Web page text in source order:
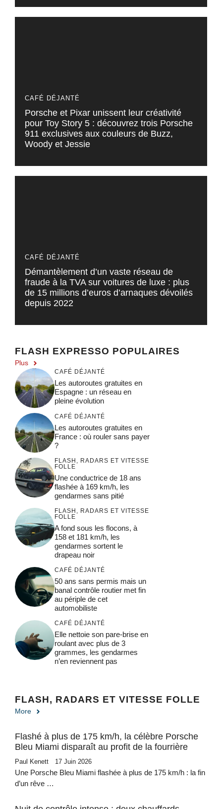
CAFÉ DÉJANTÉ
Porsche et Pixar unissent leur créativité
pour Toy Story 5 : découvrez trois Porsche
911 exclusives aux couleurs de Buzz,
Woody et Jessie
CAFÉ DÉJANTÉ
Démantèlement d’un vaste réseau de
fraude à la TVA sur voitures de luxe : plus
de 15 millions d’euros d’arnaques dévoilés
depuis 2022
FLASH EXPRESSO POPULAIRES
Plus
CAFÉ DÉJANTÉ
Les autoroutes gratuites en
Espagne : un réseau en
pleine évolution
CAFÉ DÉJANTÉ
Les autoroutes gratuites en
France : où rouler sans payer
?
FLASH, RADARS ET VITESSE
FOLLE
Une conductrice de 18 ans
flashée à 169 km/h, les
gendarmes sans pitié
FLASH, RADARS ET VITESSE
FOLLE
A fond sous les flocons, à
158 et 181 km/h, les
gendarmes sortent le
drapeau noir
CAFÉ DÉJANTÉ
50 ans sans permis mais un
banal contrôle routier met fin
au périple de cet
automobiliste
CAFÉ DÉJANTÉ
Elle nettoie son pare-brise en
roulant avec plus de 3
grammes, les gendarmes
n’en reviennent pas
FLASH, RADARS ET VITESSE FOLLE
More
Flashé à plus de 175 km/h, la célèbre Porsche
Bleu Miami disparaît au profit de la fourrière
Paul Kenett 17 Juin 2026
Une Porsche Bleu Miami flashée à plus de 175 km/h : la fin
d’un rêve …